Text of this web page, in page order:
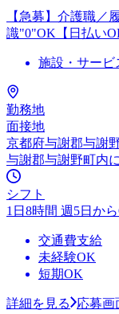
【急募】介護職／
識"0"OK【日払い
施設・サービ
勤務地
面接地
京都府与謝郡与謝
与謝郡与謝野町内
シフト
1日8時間 週5日か
交通費支給
未経験OK
短期OK
詳細を見る 応募画